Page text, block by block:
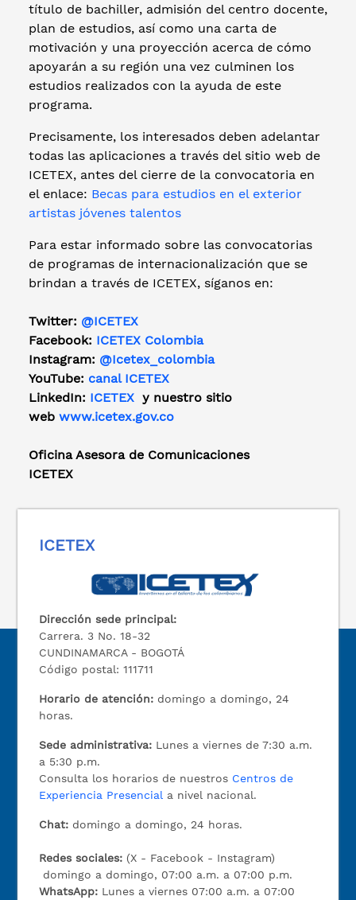
título de bachiller, admisión del centro docente,
plan de estudios, así como una carta de
motivación y una proyección acerca de cómo
apoyarán a su región una vez culminen los
estudios realizados con la ayuda de este
programa.
Precisamente, los interesados deben adelantar
todas las aplicaciones a través del sitio web de
ICETEX, antes del cierre de la convocatoria en
el enlace: Becas para estudios en el exterior
artistas jóvenes talentos
Para estar informado sobre las convocatorias
de programas de internacionalización que se
brindan a través de ICETEX, síganos en:
Twitter: @ICETEX
Facebook: ICETEX Colombia
Instagram: @Icetex_colombia
YouTube: canal ICETEX
LinkedIn: ICETEX y nuestro sitio
web www.icetex.gov.co
Oficina Asesora de Comunicaciones
ICETEX
ICETEX
Dirección sede principal:
Carrera. 3 No. 18-32
CUNDINAMARCA - BOGOTÁ
Código postal: 111711
Horario de atención: domingo a domingo, 24
horas.
Sede administrativa: Lunes a viernes de 7:30 a.m.
a 5:30 p.m.
Consulta los horarios de nuestros Centros de
Experiencia Presencial a nivel nacional.
Chat: domingo a domingo, 24 horas.
Redes sociales: (X - Facebook - Instagram)
domingo a domingo, 07:00 a.m. a 07:00 p.m.
WhatsApp: Lunes a viernes 07:00 a.m. a 07:00